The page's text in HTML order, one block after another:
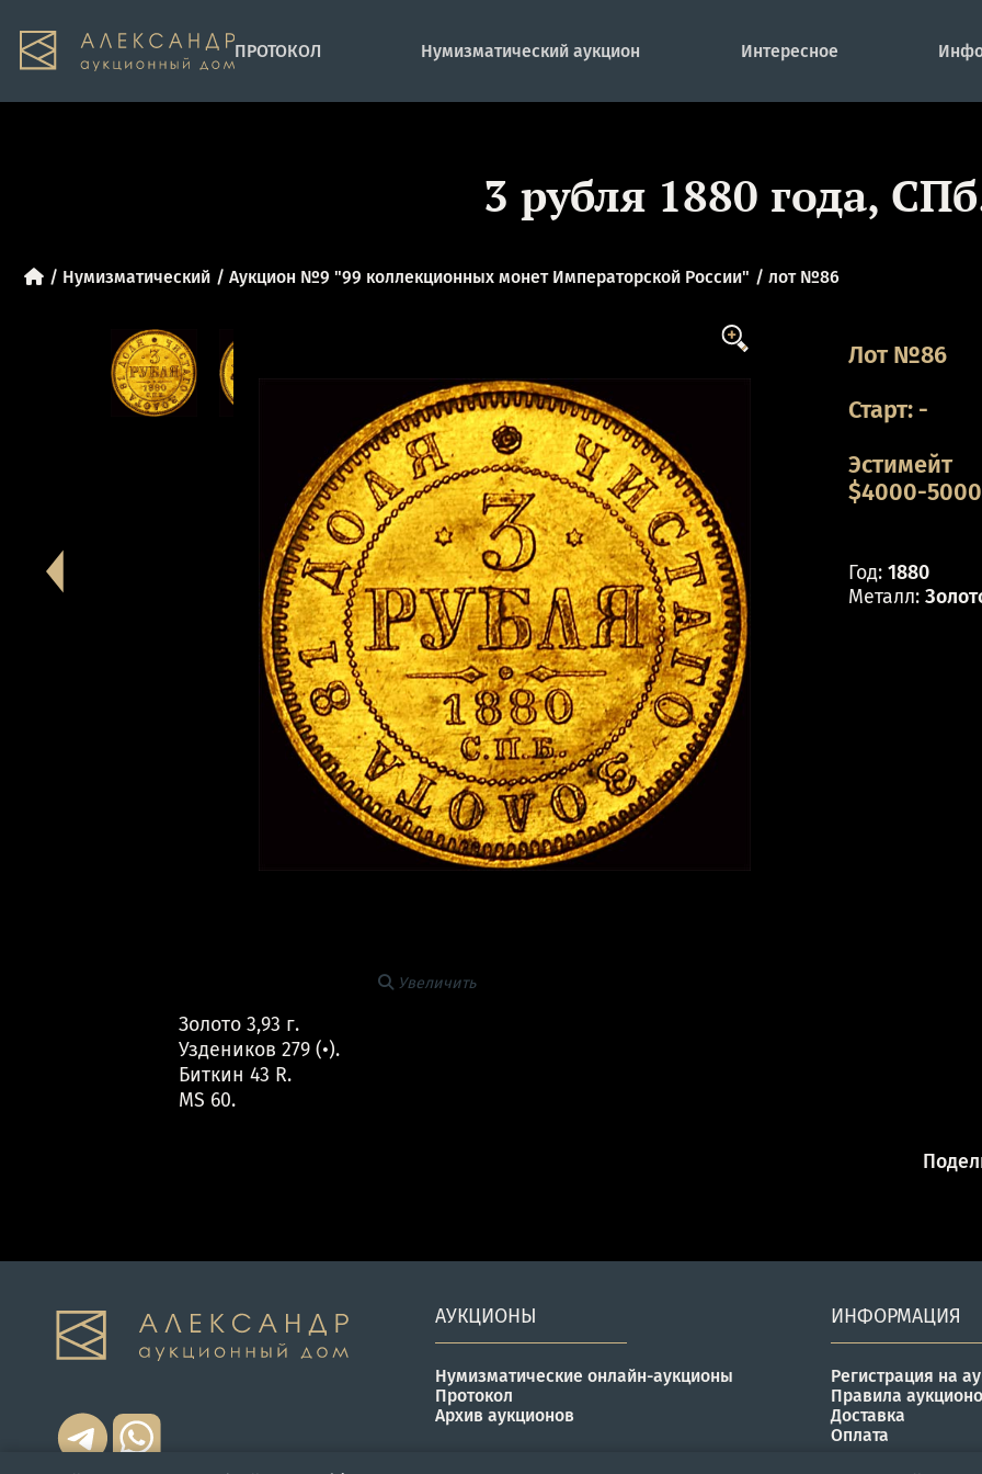
ПРОТОКОЛ Нумизматический аукцион Интересное
3 рубля 1880 года,
Нумизматический Аукцион №9 "99 коллекционных монет Императорской России" лот №86
Увеличить
Лот №86
Старт: -
Эстимейт
$4000-
Год: 1880
Металл:
Золото 3,93 г.
Уздеников 279 (•).
Биткин 43 R.
MS 60.
АУКЦИОНЫ
Нумизматические онлайн-аукционы
Протокол
Архив аукционов
ИНФОРМАЦИЯ
Регистрация на
Правила
Доставка
Оплата